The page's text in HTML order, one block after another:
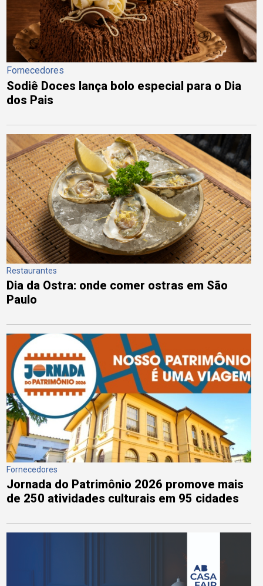
Fornecedores
Sodiê Doces lança bolo especial para o Dia
dos Pais
Restaurantes
Dia da Ostra: onde comer ostras em São
Paulo
Fornecedores
Jornada do Patrimônio 2026 promove mais
de 250 atividades culturais em 95 cidades